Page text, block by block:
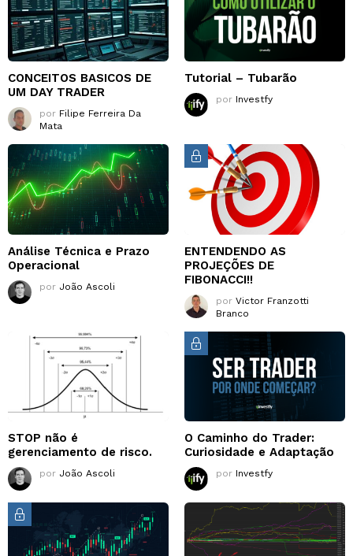
CONCEITOS BASICOS DE
UM DAY TRADER
por Filipe Ferreira Da
Mata
Tutorial – Tubarão
por Investfy
Análise Técnica e Prazo
Operacional
por João Ascoli
ENTENDENDO AS
PROJEÇÕES DE
FIBONACCI!!
por Victor Franzotti
Branco
STOP não é
gerenciamento de risco.
por João Ascoli
O Caminho do Trader:
Curiosidade e Adaptação
por Investfy